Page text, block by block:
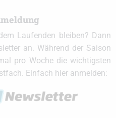
Laufenden bleiben? Dann
an. Während der Saison
pro Woche die wichtigsten
Einfach hier anmelden: